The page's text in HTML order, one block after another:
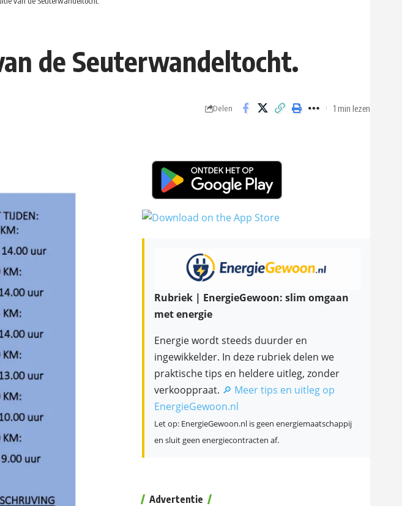
de Seuterwandeltocht.
Delen 1 min lezen
Rubriek | EnergieGewoon: slim omgaan
met energie
Energie wordt steeds duurder en
ingewikkelder. In deze rubriek delen we
praktische tips en heldere uitleg, zonder
verkooppraat. 🔎 Meer tips en uitleg op
EnergieGewoon.nl
Let op: EnergieGewoon.nl is geen energiemaatschappij
en sluit geen energiecontracten af.
Advertentie